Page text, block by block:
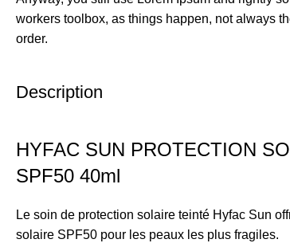
workers toolbox, as things happen, not always
order.
Description
HYFAC SUN PROTECTION
SPF50 40ml
Le soin de protection solaire teinté Hyfac Sun
solaire SPF50 pour les peaux les plus fragiles.